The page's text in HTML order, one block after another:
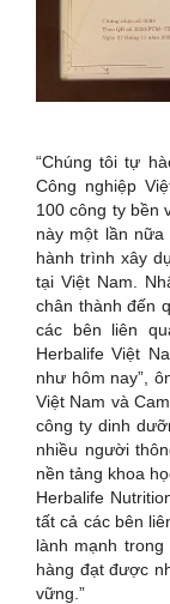
“Chúng tôi tự
Công nghiệp
100 công ty bền
này một lần nữa
hành trình xây
tại Việt Nam.
chân thành đến
các bên liên
Herbalife Việt
như hôm nay”,
Việt Nam và
công ty dinh
nhiều người
nền tảng khoa
Herbalife
tất cả các bên
lành mạnh
hàng đạt được
vững.”